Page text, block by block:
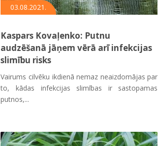
03.08.2021.
Kaspars Kovaļenko: Putnu
audzēšanā jāņem vērā arī infekcijas
slimību risks
Vairums cilvēku ikdienā nemaz neaizdomājas par
to, kādas infekcijas slimības ir sastopamas
putnos,...